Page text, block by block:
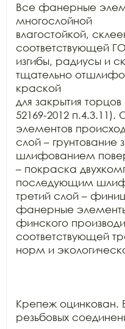
Все фанерные
многослойной
влагостойкой,
соответствующей
изгибы, радиусы и
тщательно
краской
для закрытия
52169-2012
элементов
слой –
шлифованием
– покраска
последующим
третий слой –
фанерные
финского
соответствующей
норм и
Крепеж оцинкован.
резьбовых